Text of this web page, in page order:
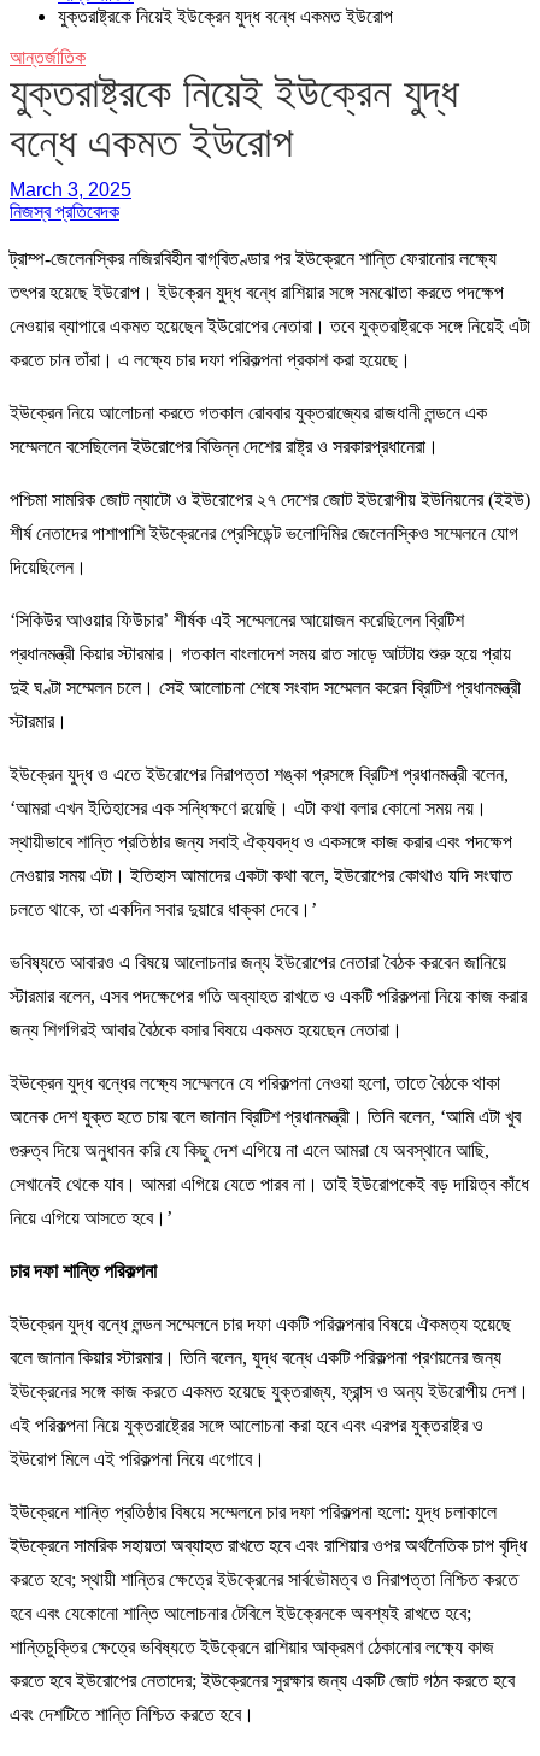
যুক্তরাষ্ট্রকে নিয়েই ইউক্রেন যুদ্ধ বন্ধে একমত ইউরোপ
আন্তর্জাতিক
যুক্তরাষ্ট্রকে নিয়েই ইউক্রেন যুদ্ধ
বন্ধে একমত ইউরোপ
March 3, 2025
নিজস্ব প্রতিবেদক
ট্রাম্প-জেলেনস্কির নজিরবিহীন বাগ্‌বিতণ্ডার পর ইউক্রেনে শান্তি ফেরানোর লক্ষ্যে
তৎপর হয়েছে ইউরোপ। ইউক্রেন যুদ্ধ বন্ধে রাশিয়ার সঙ্গে সমঝোতা করতে পদক্ষেপ
নেওয়ার ব্যাপারে একমত হয়েছেন ইউরোপের নেতারা। তবে যুক্তরাষ্ট্রকে সঙ্গে নিয়েই এটা
করতে চান তাঁরা। এ লক্ষ্যে চার দফা পরিকল্পনা প্রকাশ করা হয়েছে।
ইউক্রেন নিয়ে আলোচনা করতে গতকাল রোববার যুক্তরাজ্যের রাজধানী লন্ডনে এক
সম্মেলনে বসেছিলেন ইউরোপের বিভিন্ন দেশের রাষ্ট্র ও সরকারপ্রধানেরা।
পশ্চিমা সামরিক জোট ন্যাটো ও ইউরোপের ২৭ দেশের জোট ইউরোপীয় ইউনিয়নের (ইইউ)
শীর্ষ নেতাদের পাশাপাশি ইউক্রেনের প্রেসিডেন্ট ভলোদিমির জেলেনস্কিও সম্মেলনে যোগ
দিয়েছিলেন।
‘সিকিউর আওয়ার ফিউচার’ শীর্ষক এই সম্মেলনের আয়োজন করেছিলেন ব্রিটিশ
প্রধানমন্ত্রী কিয়ার স্টারমার। গতকাল বাংলাদেশ সময় রাত সাড়ে আটটায় শুরু হয়ে প্রায়
দুই ঘণ্টা সম্মেলন চলে। সেই আলোচনা শেষে সংবাদ সম্মেলন করেন ব্রিটিশ প্রধানমন্ত্রী
স্টারমার।
ইউক্রেন যুদ্ধ ও এতে ইউরোপের নিরাপত্তা শঙ্কা প্রসঙ্গে ব্রিটিশ প্রধানমন্ত্রী বলেন,
‘আমরা এখন ইতিহাসের এক সন্ধিক্ষণে রয়েছি। এটা কথা বলার কোনো সময় নয়।
স্থায়ীভাবে শান্তি প্রতিষ্ঠার জন্য সবাই ঐক্যবদ্ধ ও একসঙ্গে কাজ করার এবং পদক্ষেপ
নেওয়ার সময় এটা। ইতিহাস আমাদের একটা কথা বলে, ইউরোপের কোথাও যদি সংঘাত
চলতে থাকে, তা একদিন সবার দুয়ারে ধাক্কা দেবে।’
ভবিষ্যতে আবারও এ বিষয়ে আলোচনার জন্য ইউরোপের নেতারা বৈঠক করবেন জানিয়ে
স্টারমার বলেন, এসব পদক্ষেপের গতি অব্যাহত রাখতে ও একটি পরিকল্পনা নিয়ে কাজ করার
জন্য শিগগিরই আবার বৈঠকে বসার বিষয়ে একমত হয়েছেন নেতারা।
ইউক্রেন যুদ্ধ বন্ধের লক্ষ্যে সম্মেলনে যে পরিকল্পনা নেওয়া হলো, তাতে বৈঠকে থাকা
অনেক দেশ যুক্ত হতে চায় বলে জানান ব্রিটিশ প্রধানমন্ত্রী। তিনি বলেন, ‘আমি এটা খুব
গুরুত্ব দিয়ে অনুধাবন করি যে কিছু দেশ এগিয়ে না এলে আমরা যে অবস্থানে আছি,
সেখানেই থেকে যাব। আমরা এগিয়ে যেতে পারব না। তাই ইউরোপকেই বড় দায়িত্ব কাঁধে
নিয়ে এগিয়ে আসতে হবে।’
চার দফা শান্তি পরিকল্পনা
ইউক্রেন যুদ্ধ বন্ধে লন্ডন সম্মেলনে চার দফা একটি পরিকল্পনার বিষয়ে ঐকমত্য হয়েছে
বলে জানান কিয়ার স্টারমার। তিনি বলেন, যুদ্ধ বন্ধে একটি পরিকল্পনা প্রণয়নের জন্য
ইউক্রেনের সঙ্গে কাজ করতে একমত হয়েছে যুক্তরাজ্য, ফ্রান্স ও অন্য ইউরোপীয় দেশ।
এই পরিকল্পনা নিয়ে যুক্তরাষ্ট্রের সঙ্গে আলোচনা করা হবে এবং এরপর যুক্তরাষ্ট্র ও
ইউরোপ মিলে এই পরিকল্পনা নিয়ে এগোবে।
ইউক্রেনে শান্তি প্রতিষ্ঠার বিষয়ে সম্মেলনে চার দফা পরিকল্পনা হলো: যুদ্ধ চলাকালে
ইউক্রেনে সামরিক সহায়তা অব্যাহত রাখতে হবে এবং রাশিয়ার ওপর অর্থনৈতিক চাপ বৃদ্ধি
করতে হবে; স্থায়ী শান্তির ক্ষেত্রে ইউক্রেনের সার্বভৌমত্ব ও নিরাপত্তা নিশ্চিত করতে
হবে এবং যেকোনো শান্তি আলোচনার টেবিলে ইউক্রেনকে অবশ্যই রাখতে হবে;
শান্তিচুক্তির ক্ষেত্রে ভবিষ্যতে ইউক্রেনে রাশিয়ার আক্রমণ ঠেকানোর লক্ষ্যে কাজ
করতে হবে ইউরোপের নেতাদের; ইউক্রেনের সুরক্ষার জন্য একটি জোট গঠন করতে হবে
এবং দেশটিতে শান্তি নিশ্চিত করতে হবে।